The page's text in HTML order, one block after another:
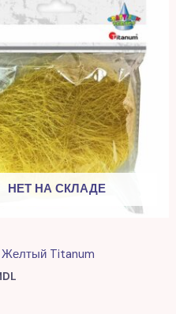
НЕТ НА СКЛАДЕ
Titanum